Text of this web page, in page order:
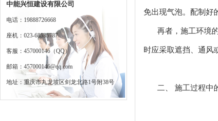
中能兴恒建设有限公司
电话：19888726668
座机：023-68535787
客服：457000146（QQ）
邮箱：457000146@qq.com
地址：重庆市九龙坡区剑龙北路1号附38号
免出现气泡。配制好
再者，施工环境
时应采取遮挡、通风
二、 施工过程中